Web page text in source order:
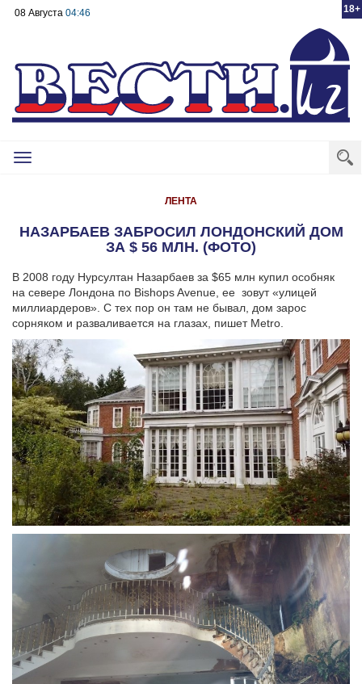
18+
08 Августа 04:46
Toggle
ЛЕНТА
НАЗАРБАЕВ ЗАБРОСИЛ ЛОНДОНСКИЙ ДОМ
ЗА $ 56 МЛН. (ФОТО)
В 2008 году Нурсултан Назарбаев за $65 млн купил особняк
на севере Лондона по Bishops Avenue, ее зовут «улицей
миллиардеров». С тех пор он там не бывал, дом зарос
сорняком и разваливается на глазах, пишет Metro.